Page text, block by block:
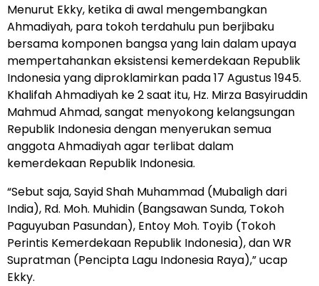
Menurut Ekky, ketika di awal mengembangkan
Ahmadiyah, para tokoh terdahulu pun berjibaku
bersama komponen bangsa yang lain dalam upaya
mempertahankan eksistensi kemerdekaan Republik
Indonesia yang diproklamirkan pada 17 Agustus 1945.
Khalifah Ahmadiyah ke 2 saat itu, Hz. Mirza Basyiruddin
Mahmud Ahmad, sangat menyokong kelangsungan
Republik Indonesia dengan menyerukan semua
anggota Ahmadiyah agar terlibat dalam
kemerdekaan Republik Indonesia.
“Sebut saja, Sayid Shah Muhammad (Mubaligh dari
India), Rd. Moh. Muhidin (Bangsawan Sunda, Tokoh
Paguyuban Pasundan), Entoy Moh. Toyib (Tokoh
Perintis Kemerdekaan Republik Indonesia), dan WR
Supratman (Pencipta Lagu Indonesia Raya),” ucap
Ekky.